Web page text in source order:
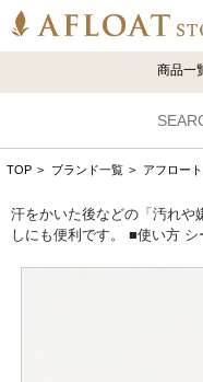
商品一
TOP > ブランド一覧 > アフロート
汗をかいた後などの「汚れや
しにも便利です。 ■使い方 シ